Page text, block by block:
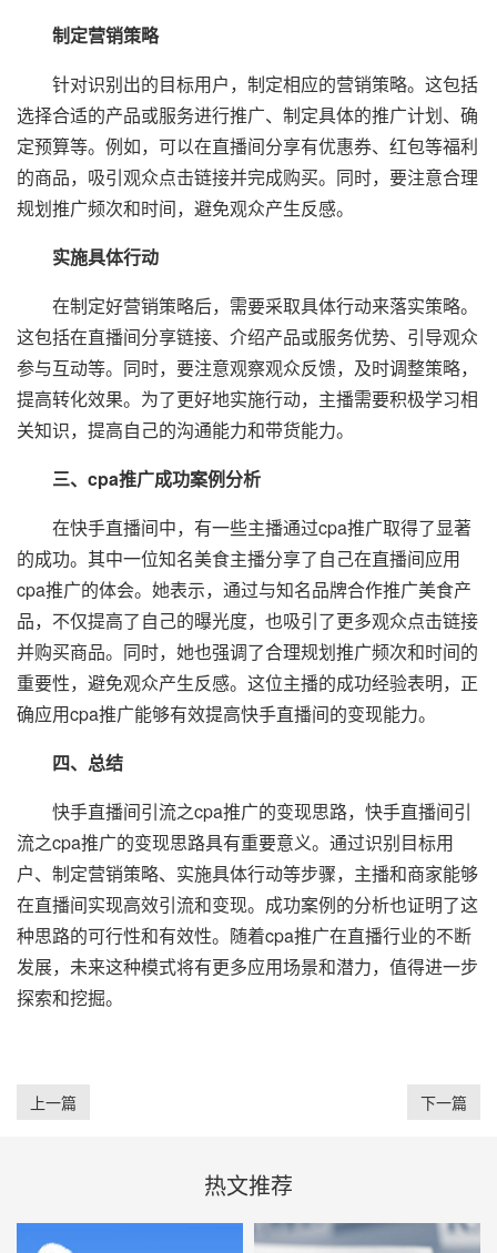
制定营销策略
针对识别出的目标用户，制定相应的营销策略。这包括
选择合适的产品或服务进行推广、制定具体的推广计划、确
定预算等。例如，可以在直播间分享有优惠券、红包等福利
的商品，吸引观众点击链接并完成购买。同时，要注意合理
规划推广频次和时间，避免观众产生反感。
实施具体行动
在制定好营销策略后，需要采取具体行动来落实策略。
这包括在直播间分享链接、介绍产品或服务优势、引导观众
参与互动等。同时，要注意观察观众反馈，及时调整策略，
提高转化效果。为了更好地实施行动，主播需要积极学习相
关知识，提高自己的沟通能力和带货能力。
三、cpa推广成功案例分析
在快手直播间中，有一些主播通过cpa推广取得了显著
的成功。其中一位知名美食主播分享了自己在直播间应用
cpa推广的体会。她表示，通过与知名品牌合作推广美食产
品，不仅提高了自己的曝光度，也吸引了更多观众点击链接
并购买商品。同时，她也强调了合理规划推广频次和时间的
重要性，避免观众产生反感。这位主播的成功经验表明，正
确应用cpa推广能够有效提高快手直播间的变现能力。
四、总结
快手直播间引流之cpa推广的变现思路，快手直播间引
流之cpa推广的变现思路具有重要意义。通过识别目标用
户、制定营销策略、实施具体行动等步骤，主播和商家能够
在直播间实现高效引流和变现。成功案例的分析也证明了这
种思路的可行性和有效性。随着cpa推广在直播行业的不断
发展，未来这种模式将有更多应用场景和潜力，值得进一步
探索和挖掘。
上一篇 下一篇
热文推荐